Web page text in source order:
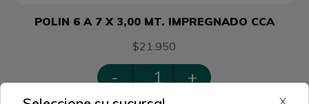
X
POLIN 6 A 7 X 3,00 MT. IMPREGNADO CCA
$21.950
- +